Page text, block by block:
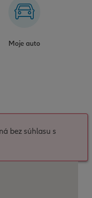
Moje auto
bez súhlasu s